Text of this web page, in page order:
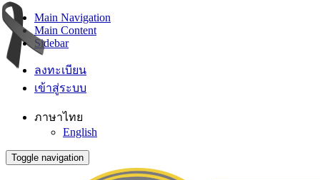
Main Navigation
Main Content
Sidebar
ลงทะเบียน
เข้าสู่ระบบ
ภาษาไทย
English
Toggle navigation